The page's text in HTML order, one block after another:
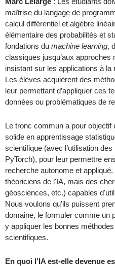
maîtrise du langage de
calcul différentiel et algèbre
élémentaire des probabilités et
fondations du machine learning,
classiques jusqu’aux approches
insistant sur les applications à la
Les élèves acquièrent des
leur permettant d’appliquer ces
données ou problématiques de
Le tronc commun a pour objectif
solide en apprentissage
scientifique (avec l’utilisation
PyTorch), pour leur permettre
recherche autonome et
théoriciens de l'IA, mais des
géosciences, etc.) capables
Nous voulons qu'ils puissent
domaine, le formuler comme un
y appliquer les bonnes
scientifiques.
En quoi l’IA est-elle devenue